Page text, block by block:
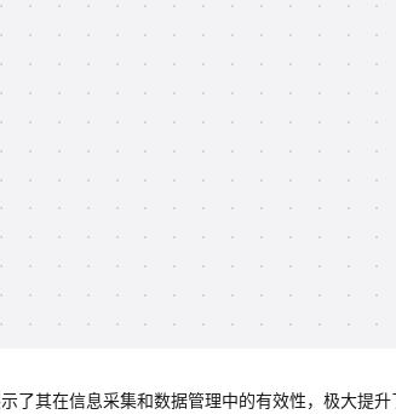
了其在信息采集和数据管理中的有效性，极大提升